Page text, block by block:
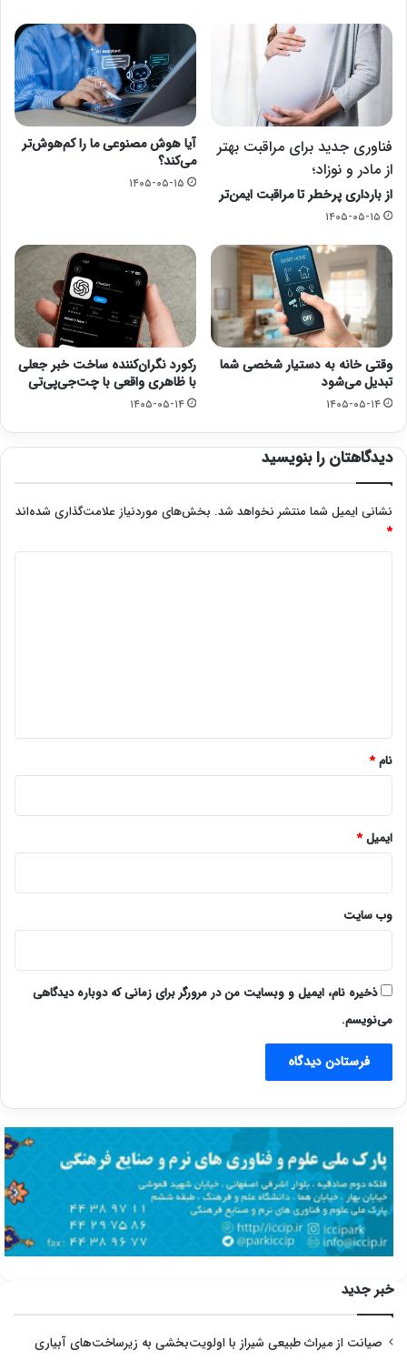
فناوری جدید برای مراقبت بهتر
از مادر و نوزاد؛
از بارداری پرخطر تا مراقبت ایمن‌تر
۱۴۰۵-۰۵-۱۵
آیا هوش مصنوعی ما را کم‌هوش‌تر
می‌کند؟
۱۴۰۵-۰۵-۱۵
وقتی خانه به دستیار شخصی شما
تبدیل می‌شود
۱۴۰۵-۰۵-۱۴
رکورد نگران‌کننده ساخت خبر جعلی
با ظاهری واقعی با چت‌جی‌پی‌تی
۱۴۰۵-۰۵-۱۴
دیدگاهتان را بنویسید
نشانی ایمیل شما منتشر نخواهد شد. بخش‌های موردنیاز علامت‌گذاری شده‌اند
*
نام*
ایمیل*
وب‌ سایت
ذخیره نام، ایمیل و وبسایت من در مرورگر برای زمانی که دوباره دیدگاهی
می‌نویسم.
خبر جدید
صیانت از میراث طبیعی شیراز با اولویت‌بخشی به زیرساخت‌های آبیاری